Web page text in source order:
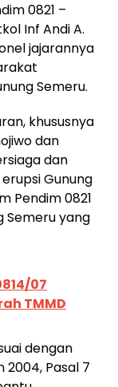
0821 –
Inf Andi A.
jajarannya
Semeru.
khususnya
dan
dan
Gunung
Pendim 0821
Semeru yang
07
TMMD
dengan
2004, Pasal 7